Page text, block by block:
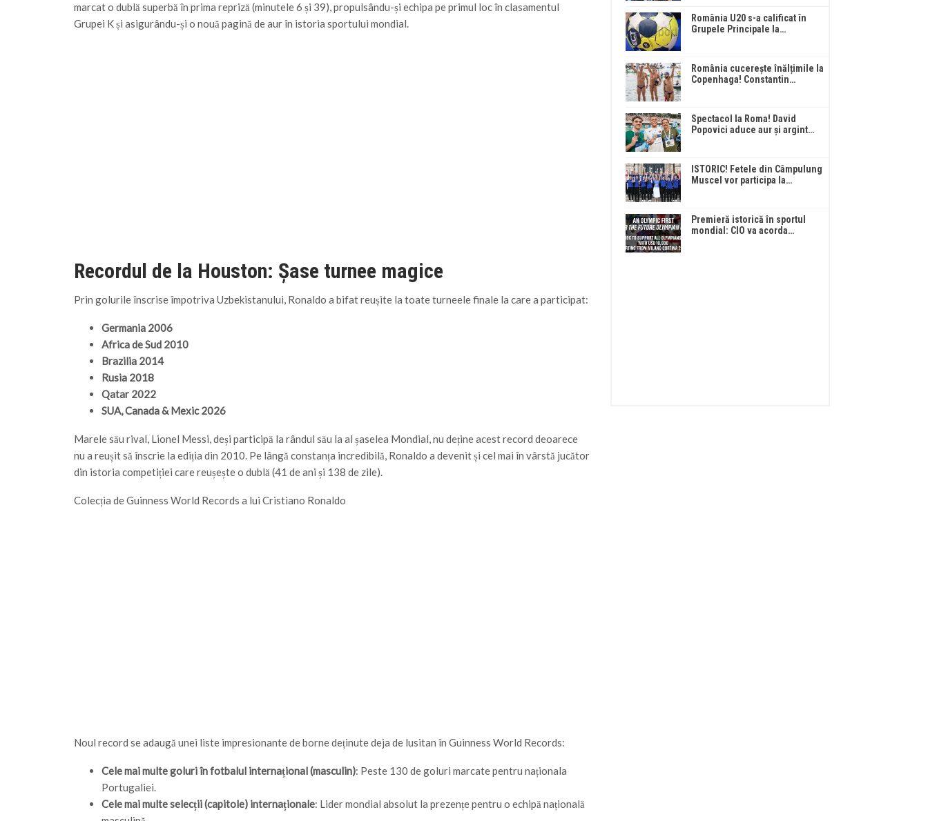
marcat o dublă superbă în prima repriză (minutele 6 și 39), propulsându-și echipa pe primul loc în clasamentul
Grupei K și asigurându-și o nouă pagină de aur în istoria sportului mondial.
Recordul de la Houston: Șase turnee magice
Prin golurile înscrise împotriva Uzbekistanului, Ronaldo a bifat reușite la toate turneele finale la care a participat:
Germania 2006
Africa de Sud 2010
Brazilia 2014
Rusia 2018
Qatar 2022
SUA, Canada & Mexic 2026
Marele său rival, Lionel Messi, deși participă la rândul său la al șaselea Mondial, nu deține acest record deoarece
nu a reușit să înscrie la ediția din 2010. Pe lângă constanța incredibilă, Ronaldo a devenit și cel mai în vârstă jucător
din istoria competiției care reușește o dublă (41 de ani și 138 de zile).
Colecția de Guinness World Records a lui Cristiano Ronaldo
Noul record se adaugă unei liste impresionante de borne deținute deja de lusitan în Guinness World Records:
Cele mai multe goluri în fotbalul internațional (masculin): Peste 130 de goluri marcate pentru naționala
Portugaliei.
Cele mai multe selecții (capitole) internaționale: Lider mondial absolut la prezențe pentru o echipă națională
România U20 s-a calificat în
Grupele Principale la…
România cucerește înălțimile la
Copenhaga! Constantin…
Spectacol la Roma! David
Popovici aduce aur și argint…
ISTORIC! Fetele din Câmpulung
Muscel vor participa la…
Premieră istorică în sportul
mondial: CIO va acorda…